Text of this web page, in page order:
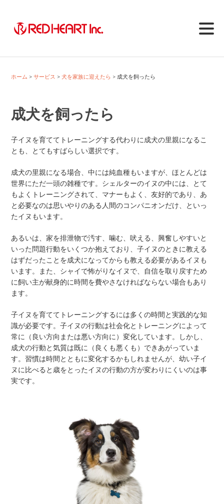
content
ホーム サービス 犬を家族に迎えたら 成犬を飼ったら
成犬を飼ったら
子イヌを育ててトレーニングする代わりに成犬の里親になるこ
とも、とてもすばらしい選択です。
成犬の里親になる場合、中には純血種もいますが、ほとんどは
世界にただ一頭の雑種です。シェルターのイヌの中には、とて
もよくトレーニングされて、マナーもよく、友好的であり、あ
と必要なのは思いやりのある人間のコンパニオンだけ、といっ
たイヌもいます。
あるいは、家を排泄物で汚す、噛む、吠える、興奮しやすいと
いった問題行動をいくつか抱えており、子イヌのときに教える
はずだったことを成犬になってからも教える必要があるイヌも
います。また、シャイで怖がりなイヌで、自信を取り戻すため
に飼い主が献身的に時間を費やさなければならない場合もあり
ます。
子イヌを育ててトレーニングするには多くの時間と実践的な知
識が必要です。子イヌの行動は社会化とトレーニングによって
常に（良い方向または悪い方向に）変化しています。しかし、
成犬の行動と気質は既に（良くも悪くも）できあがっていま
す。習慣は時間とともに変化するかもしれませんが、幼い子イ
ヌに比べると歳をとったイヌの行動の方が変わりにくいのは事
実です。